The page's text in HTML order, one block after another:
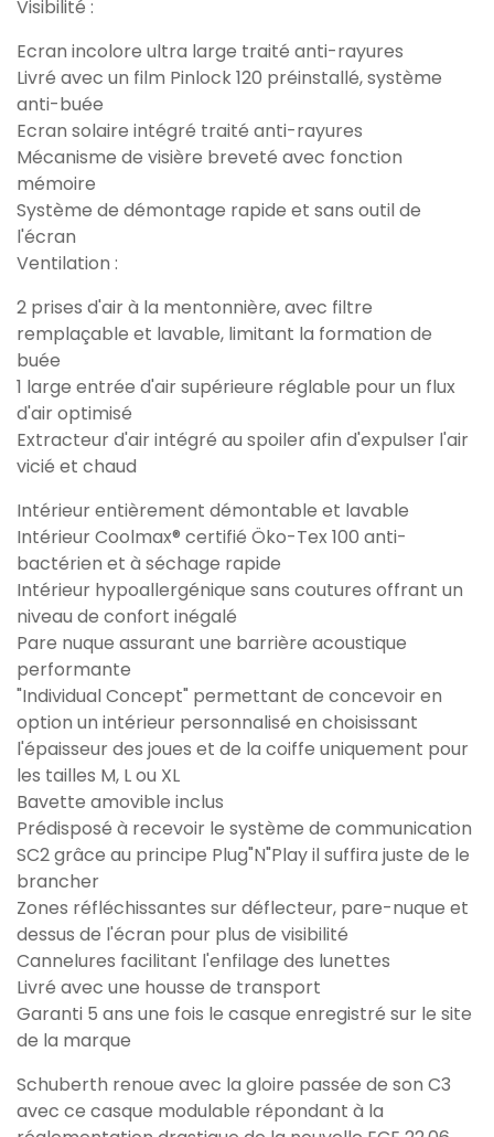
Visibilité :
Ecran incolore ultra large traité anti-rayures
Livré avec un film Pinlock 120 préinstallé, système
anti-buée
Ecran solaire intégré traité anti-rayures
Mécanisme de visière breveté avec fonction
mémoire
Système de démontage rapide et sans outil de
l'écran
Ventilation :
2 prises d'air à la mentonnière, avec filtre
remplaçable et lavable, limitant la formation de
buée
1 large entrée d'air supérieure réglable pour un flux
d'air optimisé
Extracteur d'air intégré au spoiler afin d'expulser l'air
vicié et chaud
Intérieur entièrement démontable et lavable
Intérieur Coolmax® certifié Öko-Tex 100 anti-
bactérien et à séchage rapide
Intérieur hypoallergénique sans coutures offrant un
niveau de confort inégalé
Pare nuque assurant une barrière acoustique
performante
"Individual Concept" permettant de concevoir en
option un intérieur personnalisé en choisissant
l'épaisseur des joues et de la coiffe uniquement pour
les tailles M, L ou XL
Bavette amovible inclus
Prédisposé à recevoir le système de communication
SC2 grâce au principe Plug"N"Play il suffira juste de le
brancher
Zones réfléchissantes sur déflecteur, pare-nuque et
dessus de l'écran pour plus de visibilité
Cannelures facilitant l'enfilage des lunettes
Livré avec une housse de transport
Garanti 5 ans une fois le casque enregistré sur le site
de la marque
Schuberth renoue avec la gloire passée de son C3
avec ce casque modulable répondant à la